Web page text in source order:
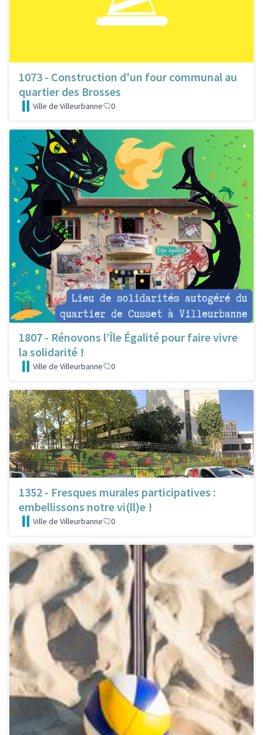
1073 - Construction d'un four communal au
quartier des Brosses
Ville de Villeurbanne 0
1807 - Rénovons l’Île Égalité pour faire vivre
la solidarité !
Ville de Villeurbanne 0
1352 - Fresques murales participatives :
embellissons notre vi(ll)e !
Ville de Villeurbanne 0